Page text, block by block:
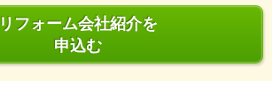
リフォーム会社紹介を
申込む